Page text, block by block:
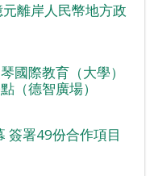
離岸人民幣地方政
國際教育（大學）
德智廣場）
簽署49份合作項目